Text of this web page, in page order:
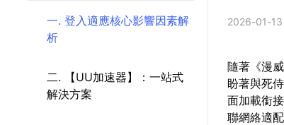
一. 登入適應核心影響因素解
析
二. 【UU加速器】：一站式
解決方案
2026-01-13
隨著《漫
盼著與死
面加載銜
聯網絡適